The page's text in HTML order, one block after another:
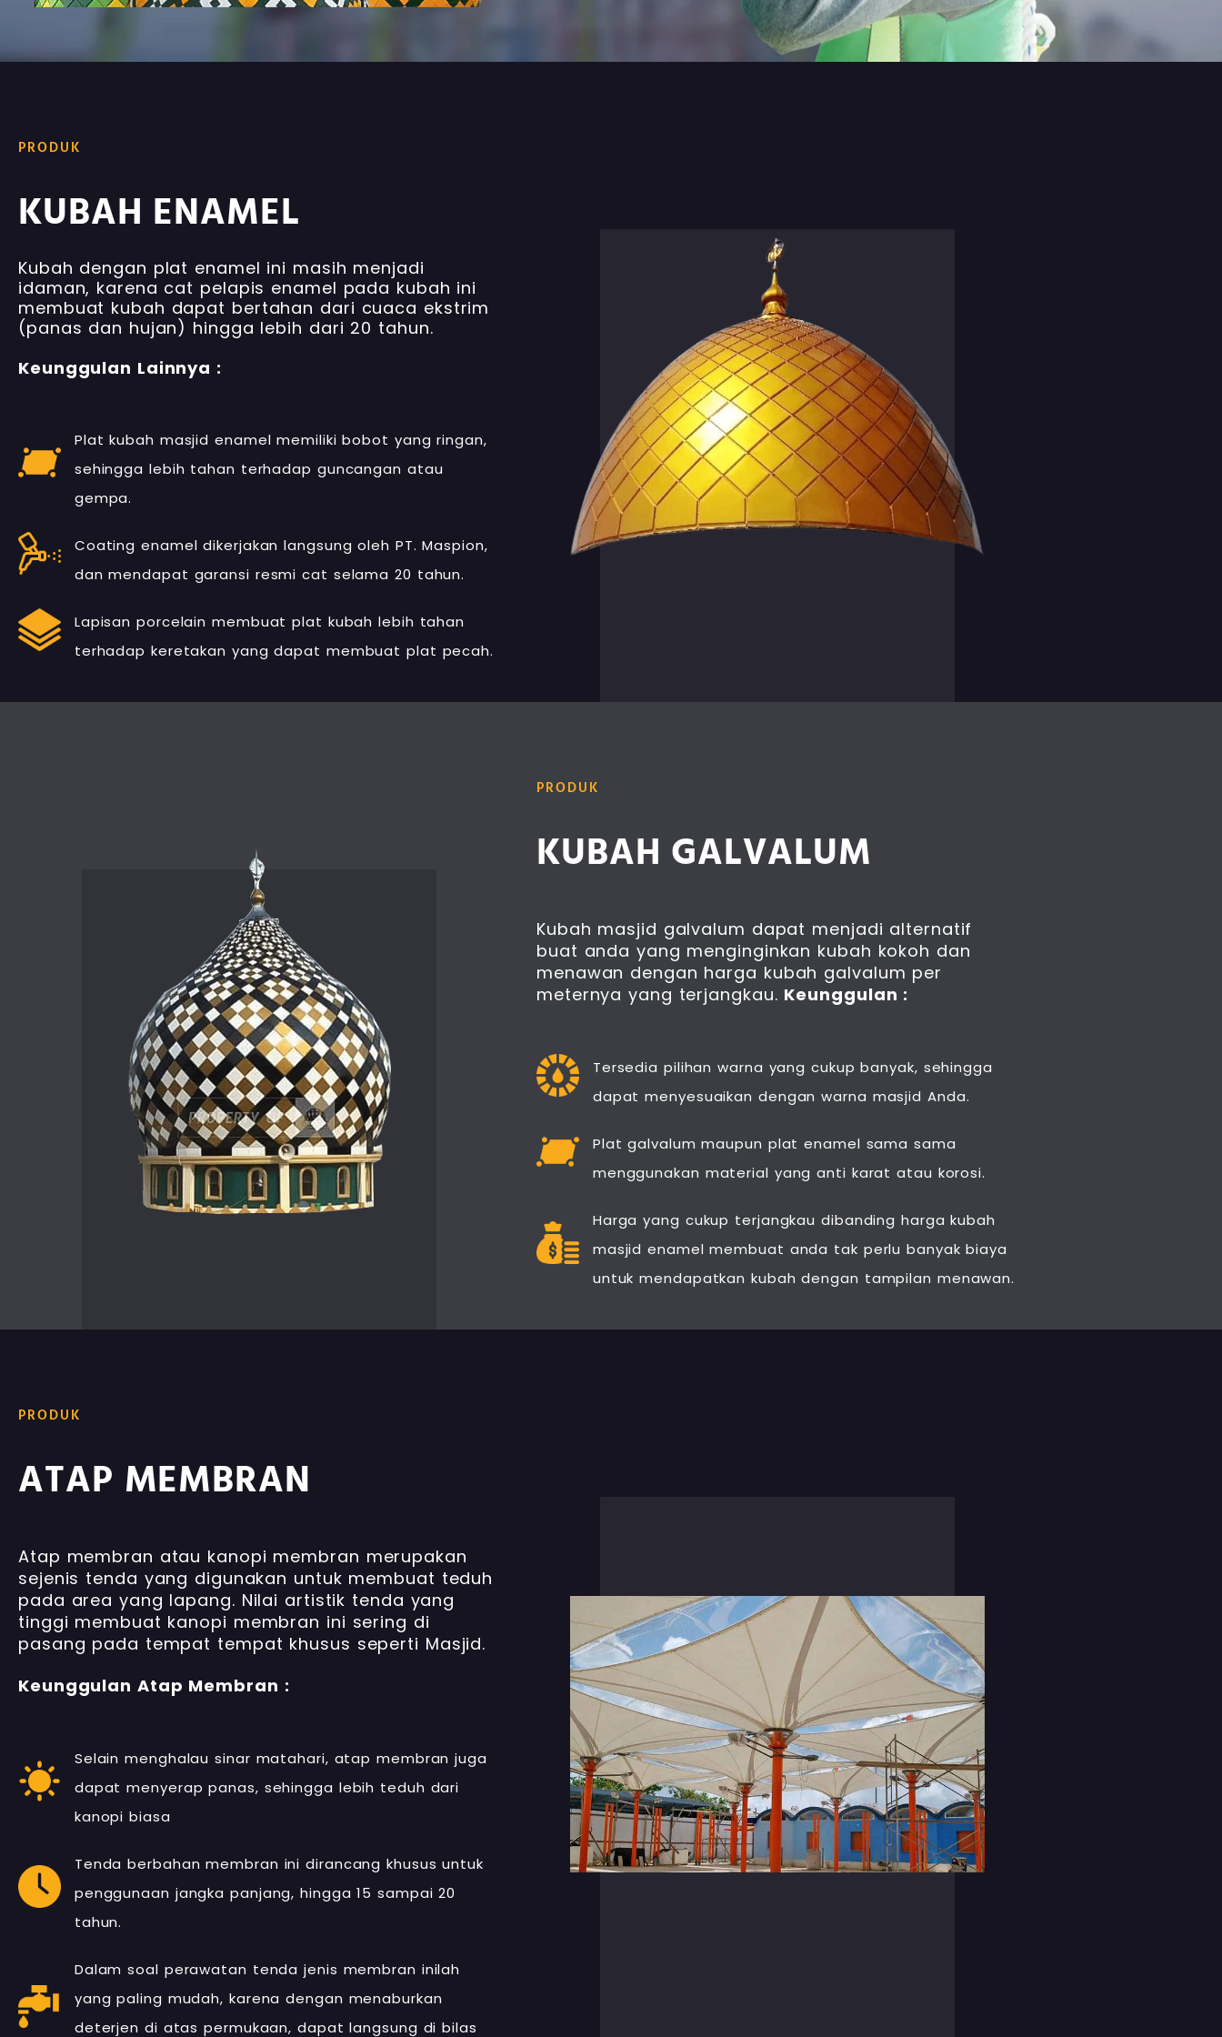
PRODUK
KUBAH ENAMEL
Kubah dengan plat enamel ini masih menjadi
idaman, karena cat pelapis enamel pada kubah ini
membuat kubah dapat bertahan dari cuaca ekstrim
(panas dan hujan) hingga lebih dari 20 tahun.
Keunggulan Lainnya :
Plat kubah masjid enamel memiliki bobot yang ringan,
sehingga lebih tahan terhadap guncangan atau
gempa.
Coating enamel dikerjakan langsung oleh PT. Maspion,
dan mendapat garansi resmi cat selama 20 tahun.
Lapisan porcelain membuat plat kubah lebih tahan
terhadap keretakan yang dapat membuat plat pecah.
PRODUK
KUBAH GALVALUM
Kubah masjid galvalum dapat menjadi alternatif
buat anda yang menginginkan kubah kokoh dan
menawan dengan harga kubah galvalum per
meternya yang terjangkau. Keunggulan :
Tersedia pilihan warna yang cukup banyak, sehingga
dapat menyesuaikan dengan warna masjid Anda.
Plat galvalum maupun plat enamel sama sama
menggunakan material yang anti karat atau korosi.
Harga yang cukup terjangkau dibanding harga kubah
masjid enamel membuat anda tak perlu banyak biaya
untuk mendapatkan kubah dengan tampilan menawan.
PRODUK
ATAP MEMBRAN
Atap membran atau kanopi membran merupakan
sejenis tenda yang digunakan untuk membuat teduh
pada area yang lapang. Nilai artistik tenda yang
tinggi membuat kanopi membran ini sering di
pasang pada tempat tempat khusus seperti Masjid.
Keunggulan Atap Membran :
Selain menghalau sinar matahari, atap membran juga
dapat menyerap panas, sehingga lebih teduh dari
kanopi biasa
Tenda berbahan membran ini dirancang khusus untuk
penggunaan jangka panjang, hingga 15 sampai 20
tahun.
Dalam soal perawatan tenda jenis membran inilah
yang paling mudah, karena dengan menaburkan
deterjen di atas permukaan, dapat langsung di bilas